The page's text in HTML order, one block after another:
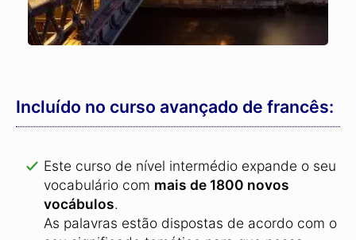
Incluído no curso avançado de francês:
Este curso de nível intermédio expande o seu
vocabulário com mais de 1800 novos
vocábulos.
As palavras estão dispostas de acordo com o